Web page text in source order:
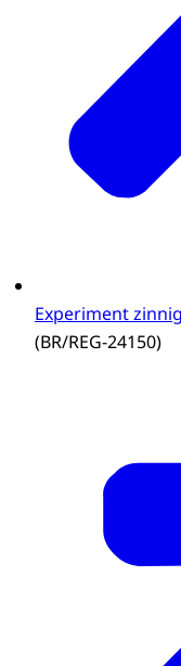
Experiment
(BR/REG-24150)